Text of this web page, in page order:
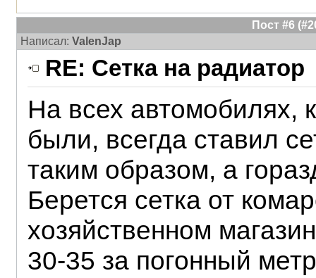
Пост #6
Написал: ValenJap
RE: Сетка на радиатор
На всех автомобилях,
были, всегда ставил
таким образом, а
Берется сетка от
хозяйственном
30-35 за погонный